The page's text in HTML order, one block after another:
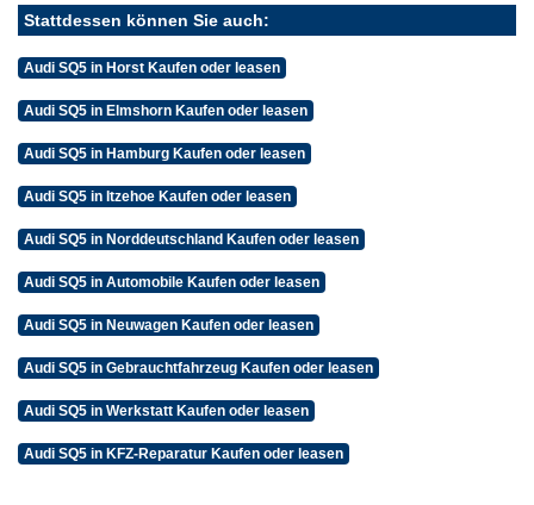
Stattdessen können Sie auch:
Audi SQ5 in Horst Kaufen oder leasen
Audi SQ5 in Elmshorn Kaufen oder leasen
Audi SQ5 in Hamburg Kaufen oder leasen
Audi SQ5 in Itzehoe Kaufen oder leasen
Audi SQ5 in Norddeutschland Kaufen oder leasen
Audi SQ5 in Automobile Kaufen oder leasen
Audi SQ5 in Neuwagen Kaufen oder leasen
Audi SQ5 in Gebrauchtfahrzeug Kaufen oder leasen
Audi SQ5 in Werkstatt Kaufen oder leasen
Audi SQ5 in KFZ-Reparatur Kaufen oder leasen